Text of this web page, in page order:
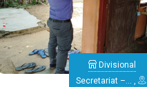
Divisional
Secretariat –… ,